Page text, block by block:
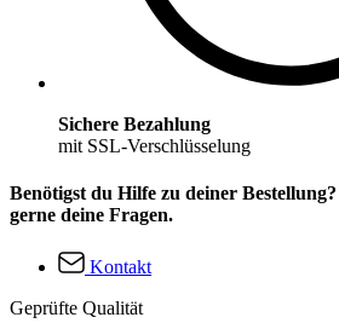
Sichere Bezahlung
mit SSL-Verschlüsselung
Benötigst du Hilfe zu deiner
gerne deine Fragen.
Kontakt
Geprüfte Qualität